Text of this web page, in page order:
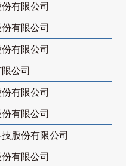
有限公司
有限公司
有限公司
公司
有限公司
有限公司
股份有限公司
有限公司